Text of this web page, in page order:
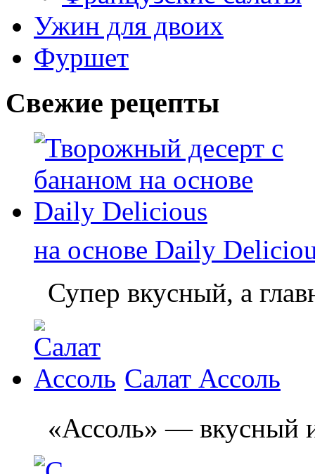
Ужин для двоих
Фуршет
Свежие рецепты
на основе Daily
Супер вкусный, а
Салат Ассоль
«Ассоль» — вкусный и